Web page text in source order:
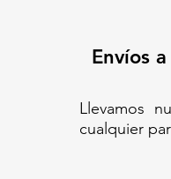
Envíos
Llevamos
cualquier